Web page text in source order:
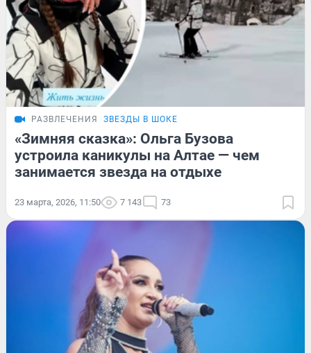
РАЗВЛЕЧЕНИЯ ЗВЕЗДЫ В ШОКЕ
«Зимняя сказка»: Ольга Бузова
устроила каникулы на Алтае — чем
занимается звезда на отдыхе
23 марта, 2026, 11:50 7 143 73